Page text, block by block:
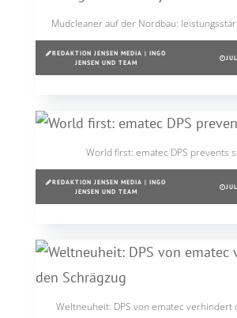
Mudcleaner auf der Nordbau:
REDAKTION JENSEN MEDIA | INGO
JENSEN UND TEAM
World first: ematec DPS prevents
REDAKTION JENSEN MEDIA | INGO
JENSEN UND TEAM
Weltneuheit: DPS von ematec verhindert